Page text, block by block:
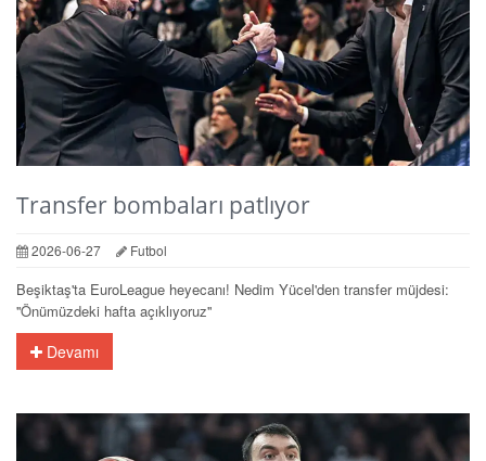
Transfer bombaları patlıyor
2026-06-27 Futbol
Beşiktaş'ta EuroLeague heyecanı! Nedim Yücel'den transfer müjdesi:
''Önümüzdeki hafta açıklıyoruz''
Devamı